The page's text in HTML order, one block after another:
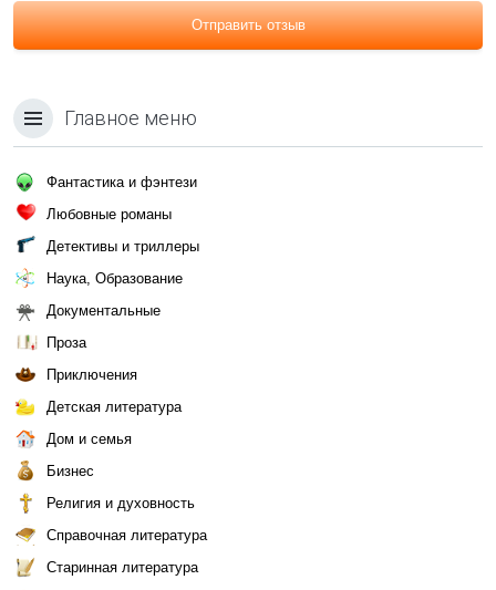
Отправить отзыв
Главное меню
Фантастика и фэнтези
Любовные романы
Детективы и триллеры
Наука, Образование
Документальные
Проза
Приключения
Детская литература
Дом и семья
Бизнес
Религия и духовность
Справочная литература
Старинная литература